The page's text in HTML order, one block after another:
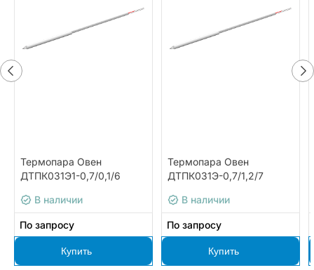
Термопара Овен
ДТПК031Э1-0,7/0,1/6
В наличии
По запросу
Купить
Термопара Овен
ДТПК031Э-0,7/1,2/7
В наличии
По запросу
Купить